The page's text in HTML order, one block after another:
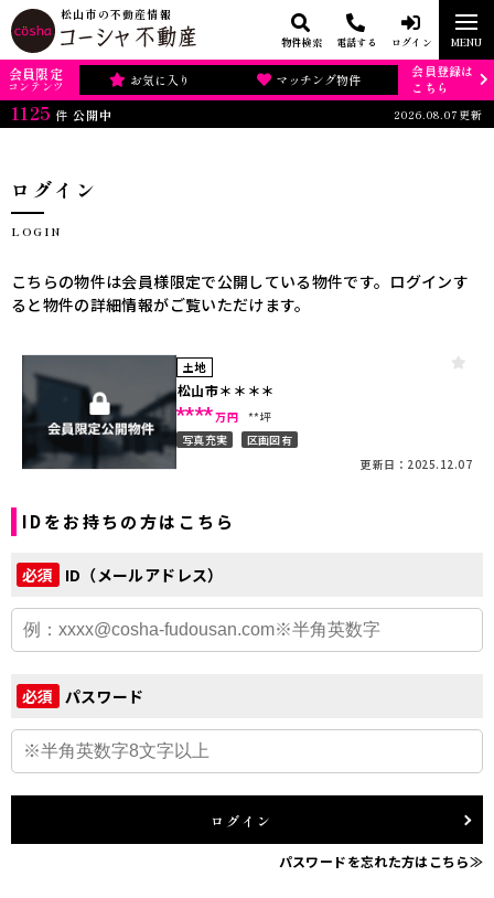
松山市の不動産情報
物件検索 電話する ログイン MENU
会員限定
コンテンツ お気に入り マッチング物件
会員登録は
こちら
1125 件 公開中 2026.08.07更新
ログイン
LOGIN
こちらの物件は会員様限定で公開している物件です。ログインす
ると物件の詳細情報がご覧いただけます。
土地
松山市＊＊＊＊
****万円 **坪
写真充実
区画図有
更新日：2025.12.07
IDをお持ちの方はこちら
必須 ID（メールアドレス）
必須 パスワード
ログイン
パスワードを忘れた方はこちら≫